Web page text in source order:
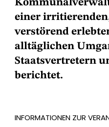
einer
verstörend
alltäglichen
Staatsvertretern
berichtet.
INFORMATIONEN ZUR